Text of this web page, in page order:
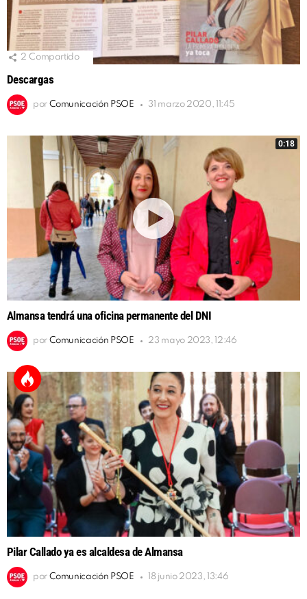
2 Compartido
Descargas
por Comunicación PSOE 31 marzo 2020, 11:45
0:18
Almansa tendrá una oficina permanente del DNI
por Comunicación PSOE 23 mayo 2023, 12:46
Pilar Callado ya es alcaldesa de Almansa
por Comunicación PSOE 18 junio 2023, 13:46